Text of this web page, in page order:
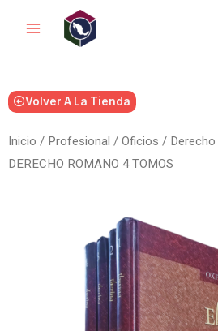
contenido
Volver A La Tienda
Inicio / Profesional / Oficios / Derecho
DERECHO ROMANO 4 TOMOS